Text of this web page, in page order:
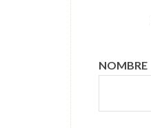
NOMBRE